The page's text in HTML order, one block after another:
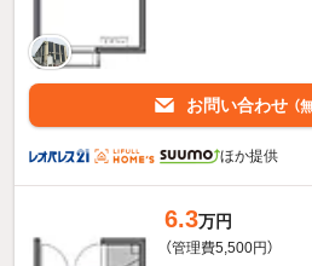
お問い合わせ （
ほか提供
6.3万円
（管理費5,500円）